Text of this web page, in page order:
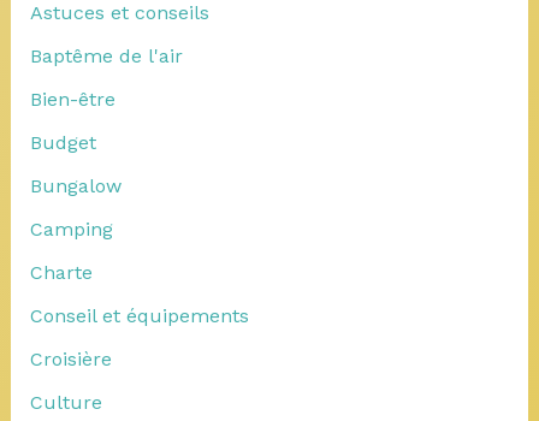
Astuces et conseils
Baptême de l'air
Bien-être
Budget
Bungalow
Camping
Charte
Conseil et équipements
Croisière
Culture